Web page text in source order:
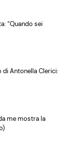
“Quando sei
di Antonella Clerici:
me mostra la